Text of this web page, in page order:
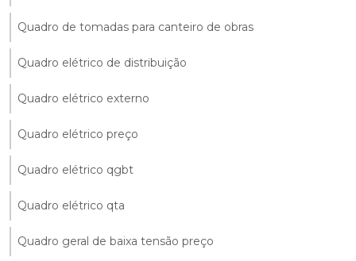
Quadro de tomadas para canteiro de obras
Quadro elétrico de distribuição
Quadro elétrico externo
Quadro elétrico preço
Quadro elétrico qgbt
Quadro elétrico qta
Quadro geral de baixa tensão preço